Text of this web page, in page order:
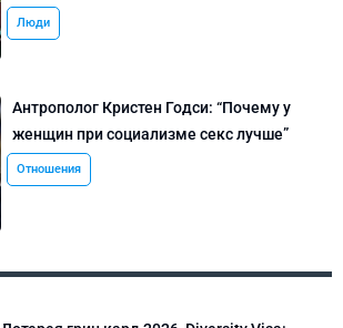
Люди
Антрополог Кристен Годси: “Почему у
женщин при социализме секс лучше”
Отношения